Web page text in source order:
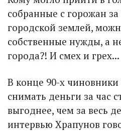
собранные с горожан
городской землей,
собственные нужды, а
города?! И смех и грех...
В конце 90-х
снимать деньги за час
выгоднее, чем за весь
интервью Храпунов